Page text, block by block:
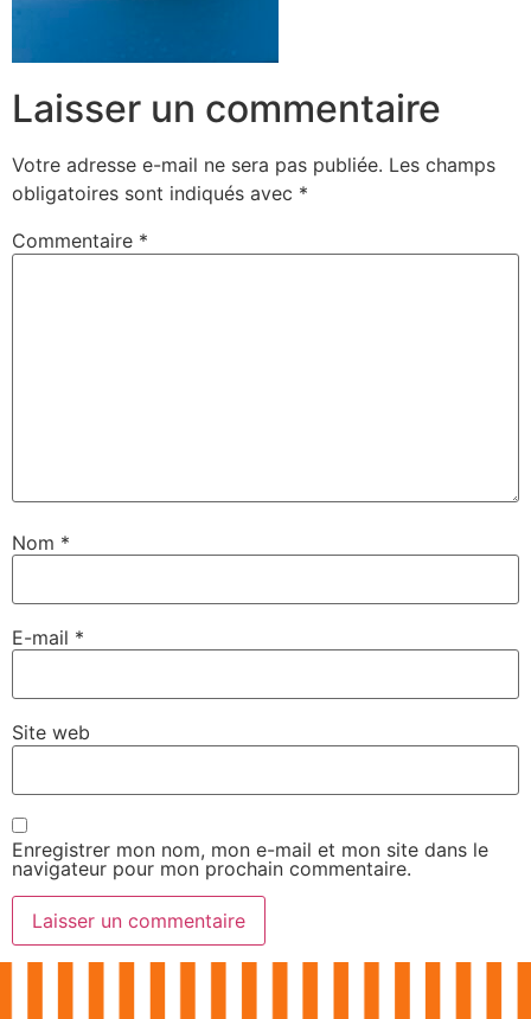
Laisser un commentaire
Votre adresse e-mail ne sera pas publiée. Les champs
obligatoires sont indiqués avec *
Commentaire *
Nom *
E-mail *
Site web
Enregistrer mon nom, mon e-mail et mon site dans le
navigateur pour mon prochain commentaire.